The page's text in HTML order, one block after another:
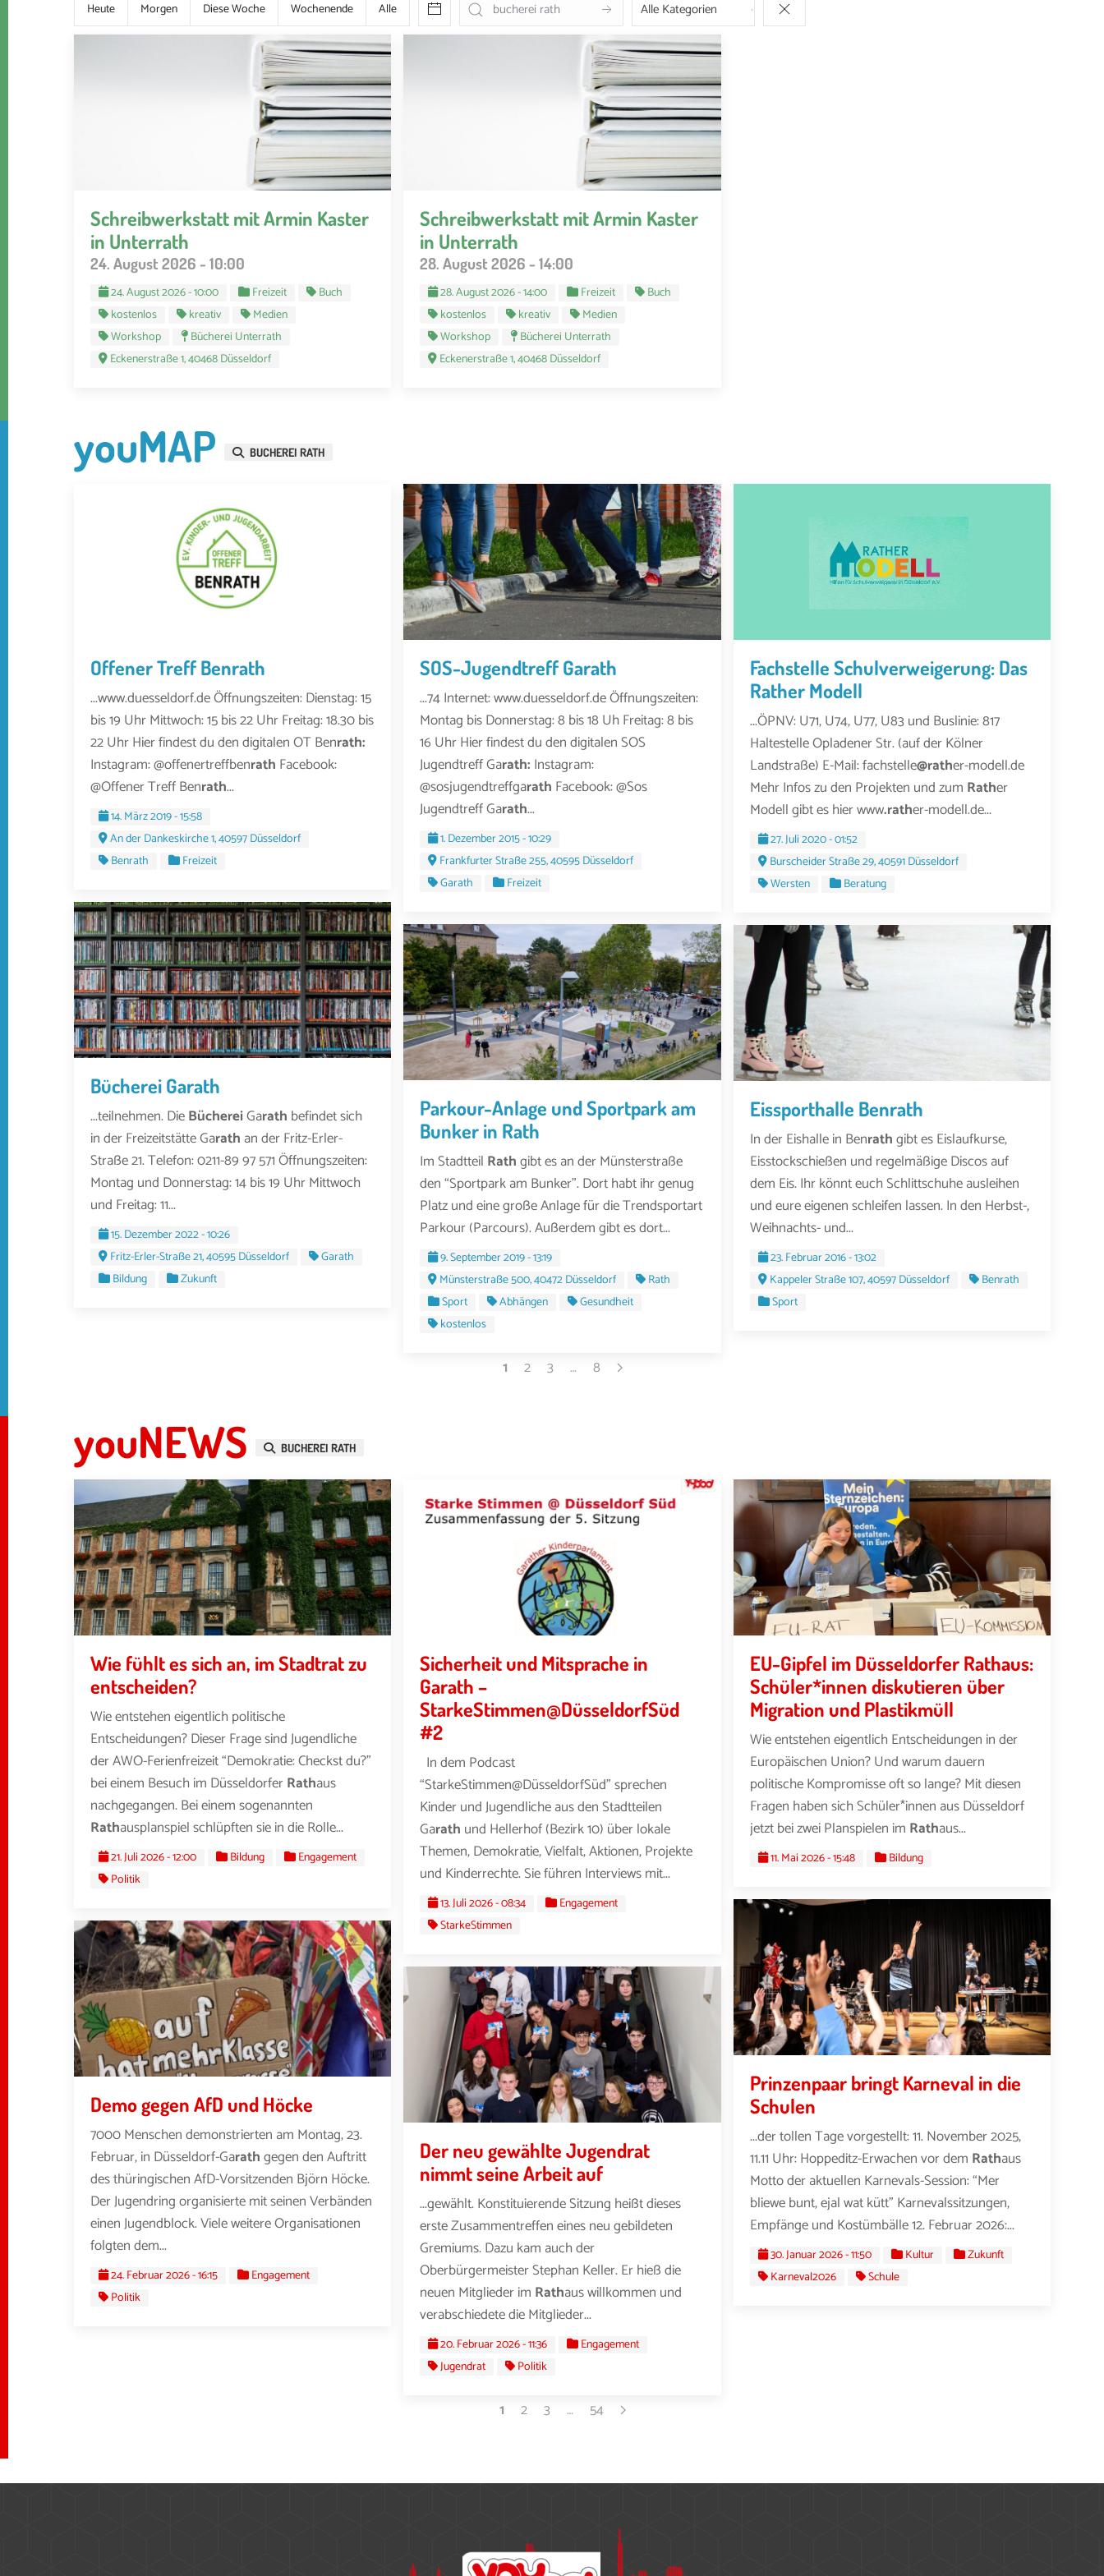
Heute Morgen Diese Woche Wochenende Alle
Schreibwerkstatt mit Armin Kaster
in Unterrath
24. August 2026 - 10:00
24. August 2026 - 10:00 Freizeit
Buch
kostenlos
kreativ
Medien
Workshop
Bücherei Unterrath
Eckenerstraße 1, 40468 Düsseldorf
Schreibwerkstatt mit Armin Kaster
in Unterrath
28. August 2026 - 14:00
28. August 2026 - 14:00 Freizeit
Buch
kostenlos
kreativ
Medien
Workshop
Bücherei Unterrath
Eckenerstraße 1, 40468 Düsseldorf
youMAP BUCHEREI RATH
Offener Treff Benrath
...www.duesseldorf.de Öffnungszeiten: Dienstag: 15
bis 19 Uhr Mittwoch: 15 bis 22 Uhr Freitag: 18.30 bis
22 Uhr Hier findest du den digitalen OT Benrath:
Instagram: @offenertreffbenrath Facebook:
@Offener Treff Benrath...
14. März 2019 - 15:58
An der Dankeskirche 1, 40597 Düsseldorf
Benrath
Freizeit
SOS-Jugendtreff Garath
...74 Internet: www.duesseldorf.de Öffnungszeiten:
Montag bis Donnerstag: 8 bis 18 Uh Freitag: 8 bis
16 Uhr Hier findest du den digitalen SOS
Jugendtreff Garath: Instagram:
@sosjugendtreffgarath Facebook: @Sos
Jugendtreff Garath...
1. Dezember 2015 - 10:29
Frankfurter Straße 255, 40595 Düsseldorf
Garath
Freizeit
Fachstelle Schulverweigerung: Das
Rather Modell
...ÖPNV: U71, U74, U77, U83 und Buslinie: 817
Haltestelle Opladener Str. (auf der Kölner
Landstraße) E-Mail: fachstelle@rather-modell.de
Mehr Infos zu den Projekten und zum Rather
Modell gibt es hier www.rather-modell.de...
27. Juli 2020 - 01:52
Burscheider Straße 29, 40591 Düsseldorf
Wersten
Beratung
Bücherei Garath
...teilnehmen. DieBüchereiGarath befindet sich
in der Freizeitstätte Garath an der Fritz-Erler-
Straße 21. Telefon: 0211-89 97 571 Öffnungszeiten:
Montag und Donnerstag: 14 bis 19 Uhr Mittwoch
und Freitag: 11...
15. Dezember 2022 - 10:26
Fritz-Erler-Straße 21, 40595 Düsseldorf
Garath
Bildung
Zukunft
Parkour-Anlage und Sportpark am
Bunker in Rath
Im Stadtteil Rathgibt es an der Münsterstraße
den “Sportpark am Bunker”. Dort habt ihr genug
Platz und eine große Anlage für die Trendsportart
Parkour (Parcours). Außerdem gibt es dort...
9. September 2019 - 13:19
Münsterstraße 500, 40472 Düsseldorf
Rath
Sport
Abhängen
Gesundheit
kostenlos
Eissporthalle Benrath
In der Eishalle in Benrathgibt es Eislaufkurse,
Eisstockschießen und regelmäßige Discos auf
dem Eis. Ihr könnt euch Schlittschuhe ausleihen
und eure eigenen schleifen lassen. In den Herbst-,
Weihnachts- und...
23. Februar 2016 - 13:02
Kappeler Straße 107, 40597 Düsseldorf
Benrath
Sport
1 2 3 … 8
youNEWS BUCHEREI RATH
Wie fühlt es sich an, im Stadtrat zu
entscheiden?
Wie entstehen eigentlich politische
Entscheidungen? Dieser Frage sind Jugendliche
der AWO-Ferienfreizeit “Demokratie: Checkst du?”
bei einem Besuch im DüsseldorferRathaus
nachgegangen. Bei einem sogenannten
Rathausplanspiel schlüpften sie in die Rolle...
21. Juli 2026 - 12:00 Bildung
Engagement
Politik
Sicherheit und Mitsprache in
Garath –
StarkeStimmen@DüsseldorfSüd
#2
In dem Podcast
“StarkeStimmen@DüsseldorfSüd” sprechen
Kinder und Jugendliche aus den Stadtteilen
Garath und Hellerhof (Bezirk 10) über lokale
Themen, Demokratie, Vielfalt, Aktionen, Projekte
und Kinderrechte. Sie führen Interviews mit...
13. Juli 2026 - 08:34
Engagement
StarkeStimmen
EU-Gipfel im Düsseldorfer Rathaus:
Schüler*innen diskutieren über
Migration und Plastikmüll
Wie entstehen eigentlich Entscheidungen in der
Europäischen Union? Und warum dauern
politische Kompromisse oft so lange? Mit diesen
Fragen haben sich Schüler*innen aus Düsseldorf
jetzt bei zwei Planspielen im Rathaus...
11. Mai 2026 - 15:48 Bildung
Demo gegen AfD und Höcke
7000 Menschen demonstrierten am Montag, 23.
Februar, in Düsseldorf-Garathgegen den Auftritt
des thüringischen AfD-Vorsitzenden Björn Höcke.
Der Jugendring organisierte mit seinen Verbänden
einen Jugendblock. Viele weitere Organisationen
folgten dem...
24. Februar 2026 - 16:15
Engagement
Politik
Der neu gewählte Jugendrat
nimmt seine Arbeit auf
...gewählt. Konstituierende Sitzung heißt dieses
erste Zusammentreffen eines neu gebildeten
Gremiums. Dazu kam auch der
Oberbürgermeister Stephan Keller. Er hieß die
neuen Mitglieder im Rathaus willkommen und
verabschiedete die Mitglieder...
20. Februar 2026 - 11:36
Engagement
Jugendrat
Politik
Prinzenpaar bringt Karneval in die
Schulen
...der tollen Tage vorgestellt: 11. November 2025,
11.11 Uhr: Hoppeditz-Erwachen vor dem Rathaus
Motto der aktuellen Karnevals-Session: “Mer
bliewe bunt, ejal wat kütt” Karnevalssitzungen,
Empfänge und Kostümbälle 12. Februar 2026:...
30. Januar 2026 - 11:50 Kultur
Zukunft
Karneval2026
Schule
1 2 3 … 54